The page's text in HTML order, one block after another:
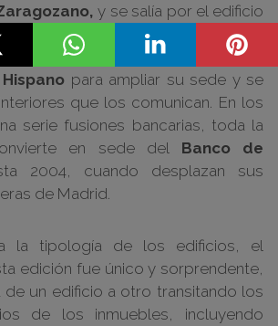
y se salía por el edificio
1. Años más tarde, los tres
8, 10 y 12 son adquiridos por el
para ampliar su sede y se
que los comunican. En los
serie fusiones bancarias, toda la
en sede del Banco de
2004, cuando desplazan sus
de Madrid.
la tipología de los edificios, el
edición fue único y sorprendente,
de un edificio a otro transitando los
de los inmuebles, incluyendo